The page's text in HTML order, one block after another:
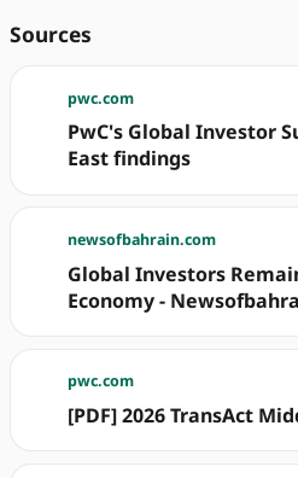
Sources
pwc.com
PwC's Global Investor
East findings
newsofbahrain.com
Global Investors
Economy -
pwc.com
[PDF] 2026 TransAct